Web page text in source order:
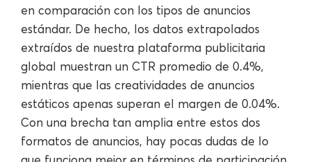
en comparación con los tipos de anuncios
estándar. De hecho, los datos extrapolados
extraídos de nuestra plataforma publicitaria
global muestran un CTR promedio de 0.4%,
mientras que las creatividades de anuncios
estáticos apenas superan el margen de 0.04%.
Con una brecha tan amplia entre estos dos
formatos de anuncios, hay pocas dudas de lo